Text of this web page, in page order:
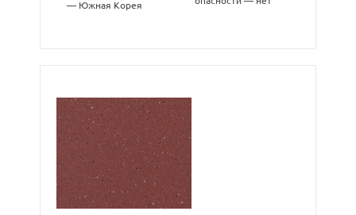
— Южная Корея